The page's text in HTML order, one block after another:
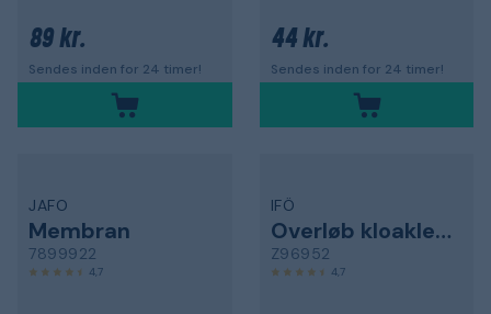
89 kr.
Sendes inden for 24 timer!
44 kr.
Sendes inden for 24 timer!
JAFO
Membran
7899922
4,7
IFÖ
Overløb kloakledning
Z96952
4,7